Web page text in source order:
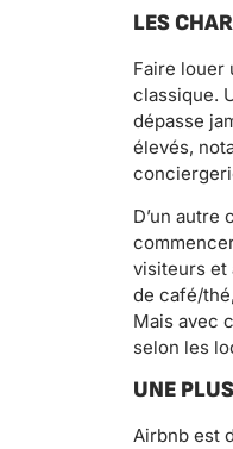
LES
Faire louer
classique.
dépasse
élevés,
D’un autre
visiteurs et
de café/
Mais avec
selon les
UNE
Airbnb est